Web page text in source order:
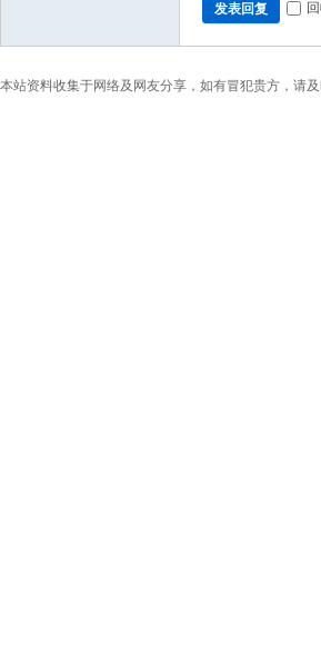
发表回复
本站资料收集于网络及网友分享，如有冒犯贵方，请